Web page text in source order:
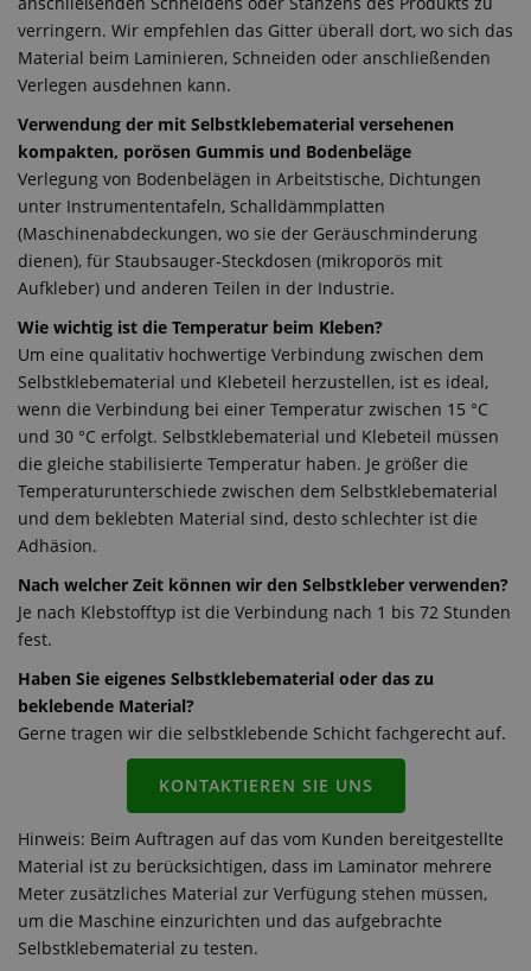
verringern. Wir empfehlen das Gitter überall dort, wo sich das
Material beim Laminieren, Schneiden oder anschließenden
Verlegen ausdehnen kann.
Verwendung der mit Selbstklebematerial versehenen
kompakten, porösen Gummis und Bodenbeläge
Verlegung von Bodenbelägen in Arbeitstische, Dichtungen
unter Instrumententafeln, Schalldämmplatten
(Maschinenabdeckungen, wo sie der Geräuschminderung
dienen), für Staubsauger-Steckdosen (mikroporös mit
Aufkleber) und anderen Teilen in der Industrie.
Wie wichtig ist die Temperatur beim Kleben?
Um eine qualitativ hochwertige Verbindung zwischen dem
Selbstklebematerial und Klebeteil herzustellen, ist es ideal,
wenn die Verbindung bei einer Temperatur zwischen 15 °C
und 30 °C erfolgt. Selbstklebematerial und Klebeteil müssen
die gleiche stabilisierte Temperatur haben. Je größer die
Temperaturunterschiede zwischen dem Selbstklebematerial
und dem beklebten Material sind, desto schlechter ist die
Adhäsion.
Nach welcher Zeit können wir den Selbstkleber verwenden?
Je nach Klebstofftyp ist die Verbindung nach 1 bis 72 Stunden
fest.
Haben Sie eigenes Selbstklebematerial oder das zu
beklebende Material?
Gerne tragen wir die selbstklebende Schicht fachgerecht auf.
KONTAKTIEREN SIE UNS
Hinweis: Beim Auftragen auf das vom Kunden bereitgestellte
Material ist zu berücksichtigen, dass im Laminator mehrere
Meter zusätzliches Material zur Verfügung stehen müssen,
um die Maschine einzurichten und das aufgebrachte
Selbstklebematerial zu testen.